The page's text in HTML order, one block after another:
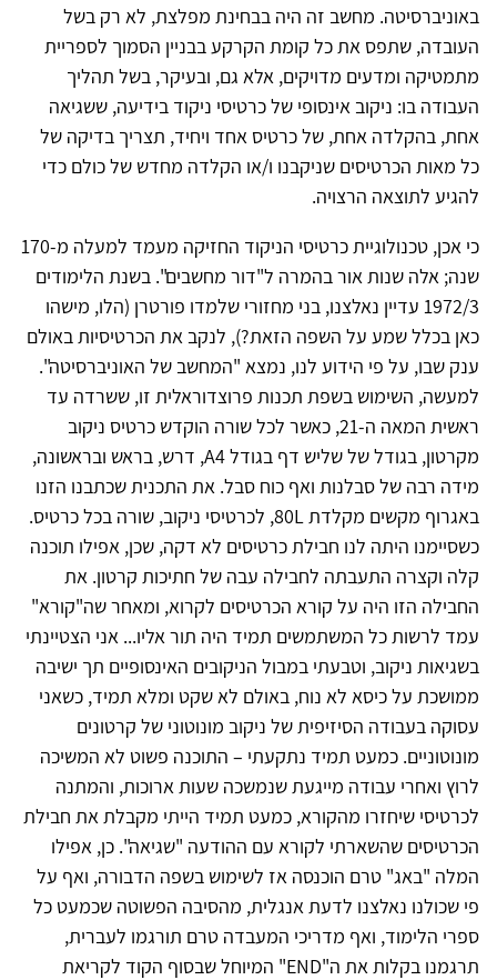
באוניברסיטה. מחשב זה היה בבחינת מפלצת, לא רק בשל
העובדה, שתפס את כל קומת הקרקע בבניין הסמוך לספריית
מתמטיקה ומדעים מדויקים, אלא גם, ובעיקר, בשל תהליך
העבודה בו: ניקוב אינסופי של כרטיסי ניקוד בידיעה, ששגיאה
אחת, בהקלדה אחת, של כרטיס אחד ויחיד, תצריך בדיקה של
כל מאות הכרטיסים שניקבנו ו/או הקלדה מחדש של כולם כדי
להגיע לתוצאה הרצויה.
כי אכן, טכנולוגיית כרטיסי הניקוד החזיקה מעמד למעלה מ-170
שנה; אלה שנות אור בהמרה ל"דור מחשבים". בשנת הלימודים
1972/3 עדיין נאלצנו, בני מחזורי שלמדו פורטרן (הלו, מישהו
כאן בכלל שמע על השפה הזאת?), לנקב את הכרטיסיות באולם
ענק שבו, על פי הידוע לנו, נמצא "המחשב של האוניברסיטה".
למעשה, השימוש בשפת תכנות פרוצדוראלית זו, ששרדה עד
ראשית המאה ה-21, כאשר לכל שורה הוקדש כרטיס ניקוב
מקרטון, בגודל של שליש דף בגודלA4, דרש, בראש ובראשונה,
מידה רבה של סבלנות ואף כוח סבל. את התכנית שכתבנו הזנו
באגרוף מקשים מקלדתL
80, לכרטיסי ניקוב, שורה בכל כרטיס.
כשסיימנו היתה לנו חבילת כרטיסים לא דקה, שכן, אפילו תוכנה
קלה וקצרה התעבתה לחבילה עבה של חתיכות קרטון. את
החבילה הזו היה על קורא הכרטיסים לקרוא, ומאחר שה"קורא"
עמד לרשות כל המשתמשים תמיד היה תור אליו... אני הצטיינתי
בשגיאות ניקוב, וטבעתי במבול הניקובים האינסופיים תך ישיבה
ממושכת על כיסא לא נוח, באולם לא שקט ומלא תמיד, כשאני
עסוקה בעבודה הסיזיפית של ניקוב מונוטוני של קרטונים
מונוטוניים. כמעט תמיד נתקעתי – התוכנה פשוט לא המשיכה
לרוץ ואחרי עבודה מייגעת שנמשכה שעות ארוכות, והמתנה
לכרטיסי שיחזרו מהקורא, כמעט תמיד הייתי מקבלת את חבילת
הכרטיסים שהשארתי לקורא עם ההודעה "שגיאה". כן, אפילו
המלה "באג" טרם הוכנסה אז לשימוש בשפה הדבורה, ואף על
פי שכולנו נאלצנו לדעת אנגלית, מהסיבה הפשוטה שכמעט כל
ספרי הלימוד, ואף מדריכי המעבדה טרם תורגמו לעברית,
תרגמנו בקלות את ה"END" המיוחל שבסוף הקוד לקריאת